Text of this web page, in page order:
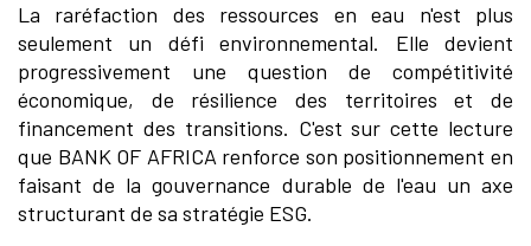
La raréfaction des ressources en eau n'est plus
seulement un défi environnemental. Elle devient
progressivement une question de compétitivité
économique, de résilience des territoires et de
financement des transitions. C'est sur cette lecture
que BANK OF AFRICA renforce son positionnement en
faisant de la gouvernance durable de l'eau un axe
structurant de sa stratégie ESG.